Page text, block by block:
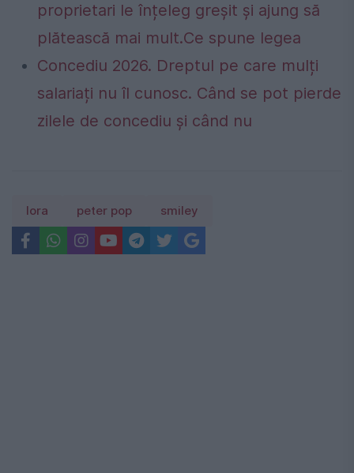
proprietari le înțeleg greșit și ajung să
plătească mai mult.Ce spune legea
Concediu 2026. Dreptul pe care mulți
salariați nu îl cunosc. Când se pot pierde
zilele de concediu și când nu
lora peter pop smiley